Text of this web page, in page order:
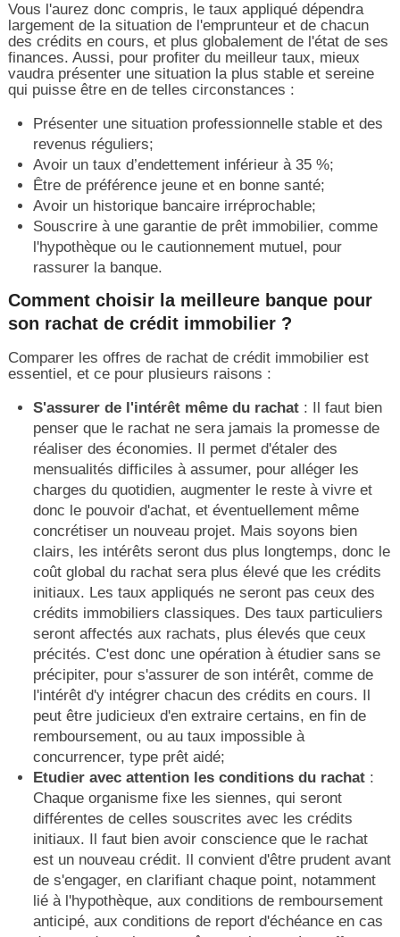
Vous l'aurez donc compris, le taux appliqué dépendra
largement de la situation de l'emprunteur et de chacun
des crédits en cours, et plus globalement de l'état de ses
finances. Aussi, pour profiter du meilleur taux, mieux
vaudra présenter une situation la plus stable et sereine
qui puisse être en de telles circonstances :
Présenter une situation professionnelle stable et des
revenus réguliers;
Avoir un taux d’endettement inférieur à 35 %;
Être de préférence jeune et en bonne santé;
Avoir un historique bancaire irréprochable;
Souscrire à une garantie de prêt immobilier, comme
l'hypothèque ou le cautionnement mutuel, pour
rassurer la banque.
Comment choisir la meilleure banque pour
son rachat de crédit immobilier ?
Comparer les offres de rachat de crédit immobilier est
essentiel, et ce pour plusieurs raisons :
S'assurer de l'intérêt même du rachat: Il faut bien
penser que le rachat ne sera jamais la promesse de
réaliser des économies. Il permet d'étaler des
mensualités difficiles à assumer, pour alléger les
charges du quotidien, augmenter le reste à vivre et
donc le pouvoir d'achat, et éventuellement même
concrétiser un nouveau projet. Mais soyons bien
clairs, les intérêts seront dus plus longtemps, donc le
coût global du rachat sera plus élevé que les crédits
initiaux. Les taux appliqués ne seront pas ceux des
crédits immobiliers classiques. Des taux particuliers
seront affectés aux rachats, plus élevés que ceux
précités. C'est donc une opération à étudier sans se
précipiter, pour s'assurer de son intérêt, comme de
l'intérêt d'y intégrer chacun des crédits en cours. Il
peut être judicieux d'en extraire certains, en fin de
remboursement, ou au taux impossible à
concurrencer, type prêt aidé;
Etudier avec attention les conditions du rachat:
Chaque organisme fixe les siennes, qui seront
différentes de celles souscrites avec les crédits
initiaux. Il faut bien avoir conscience que le rachat
est un nouveau crédit. Il convient d'être prudent avant
de s'engager, en clarifiant chaque point, notamment
lié à l'hypothèque, aux conditions de remboursement
anticipé, aux conditions de report d'échéance en cas